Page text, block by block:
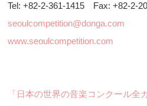
Tel: +82-2-361-1415 Fax: +82-2-
seoulcompetition@donga.com
www.seoulcompetition.com
「日本の世界の音楽コンクール全